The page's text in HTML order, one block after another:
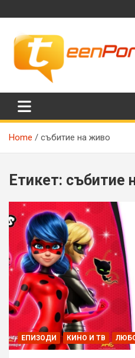
to
TeenPortall
Home събитие на живо
Етикет: събитие
ЕПИЗОДИ КИНО И ТВ